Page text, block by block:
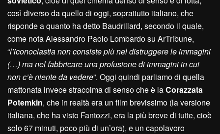
così diverso da quello di oggi, soprattutto italiano, che
risponde a quanto ha detto Baudrillard, secondo il quale,
come nota Alessandro Paolo Lombardo su ArTribune,
“l’iconoclastia non consiste più nel distruggere le immagini
(…) ma nel fabbricare una profusione di immagini in cui
non c’è niente da vedere”. Oggi quindi parliamo di quella
mattonata invece stracolma di senso che è laCorazzata
Potemkin, che in realtà era un film brevissimo (la versione
italiana, che ha visto Fantozzi, era la più breve di tutte, cioè
solo 67 minuti, poco più di un’ora), e un capolavoro